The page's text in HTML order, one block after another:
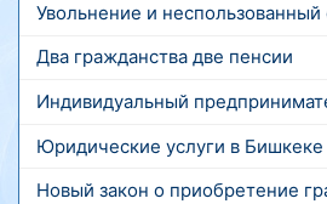
Увольнение и неспользованный
Два гражданства две пенсии
Индивидуальный
Юридические услуги в Бишкеке
Новый закон о приобретение